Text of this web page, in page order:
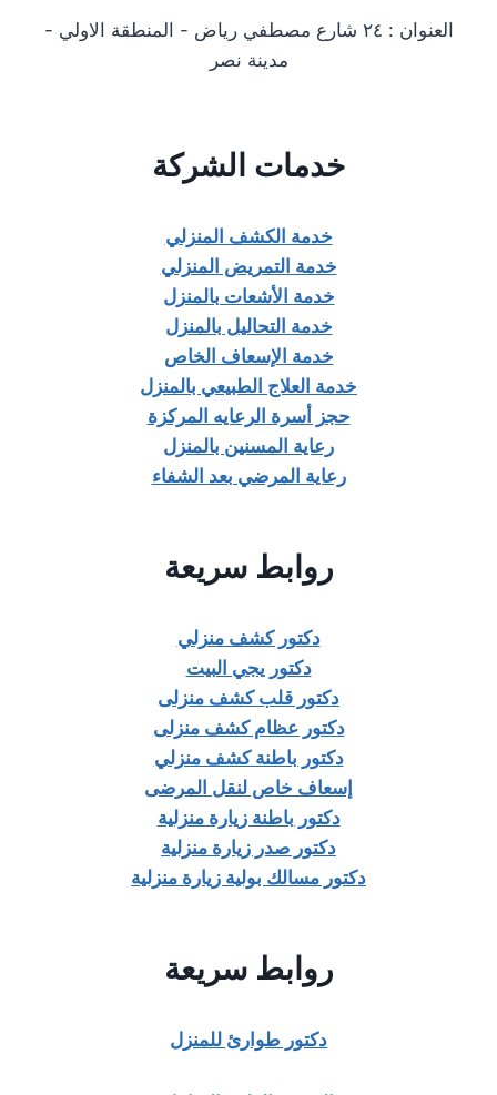
العنوان : ٢٤ شارع مصطفي رياض - المنطقة الاولي -
مدينة نصر
خدمات الشركة
خدمة الكشف المنزلي
خدمة التمريض المنزلي
خدمة الأشعات بالمنزل
خدمة التحاليل بالمنزل
خدمة الإسعاف الخاص
خدمة العلاج الطبيعي بالمنزل
حجز أسرة الرعايه المركزة
رعاية المسنين بالمنزل
رعاية المرضي بعد الشفاء
روابط سريعة
دكتور كشف منزلي
دكتور يجي البيت
دكتور قلب كشف منزلى
دكتور عظام كشف منزلى
دكتور باطنة كشف منزلي
إسعاف خاص لنقل المرضى
دكتور باطنة زيارة منزلية
دكتور صدر زيارة منزلية
دكتور مسالك بولية زيارة منزلية
روابط سريعة
دكتور طوارئ للمنزل